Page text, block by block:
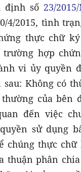
định số 23/
4/2015, tình
thực chữ
hợp
vi ủy quyền
Không có
của bên
đến việc
sử dụng
chúng thực
thuận phân